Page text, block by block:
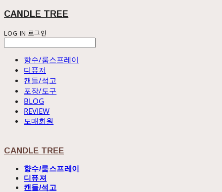
CANDLE TREE
LOG IN 로그인
향수/룸스프레이
디퓨져
캔들/석고
포장/도구
BLOG
REVIEW
도매회원
CANDLE TREE
향수/룸스프레이
디퓨져
캔들/석고